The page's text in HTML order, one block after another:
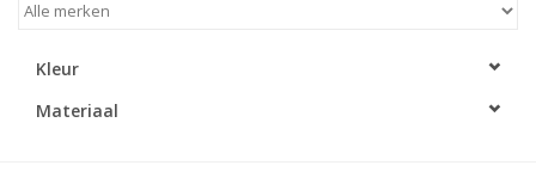
Kaarsenhouders
LED Kaarsen
Kleur
Materiaal